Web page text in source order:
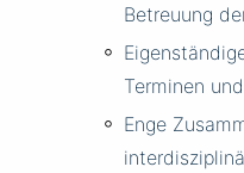
Betreuung
Terminen
Enge